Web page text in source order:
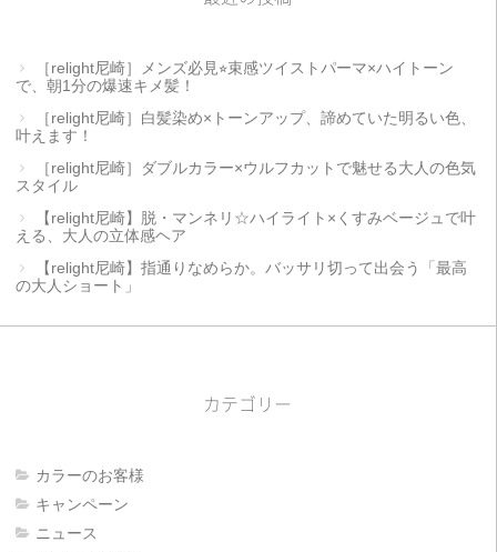
［relight尼崎］メンズ必見⭐︎束感ツイストパーマ×ハイトーン
で、朝1分の爆速キメ髪！
［relight尼崎］白髪染め×トーンアップ、諦めていた明るい色、
叶えます！
［relight尼崎］ダブルカラー×ウルフカットで魅せる大人の色気
スタイル
【relight尼崎】脱・マンネリ☆ハイライト×くすみベージュで叶
える、大人の立体感ヘア
【relight尼崎】指通りなめらか。バッサリ切って出会う「最高
の大人ショート」
カテゴリー
カラーのお客様
キャンペーン
ニュース